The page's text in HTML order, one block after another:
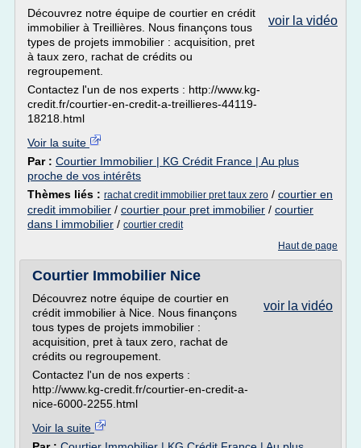
voir la vidéo
Découvrez notre équipe de courtier en crédit
immobilier à Treillières. Nous finançons tous
types de projets immobilier : acquisition, pret
à taux zero, rachat de crédits ou
regroupement.
Contactez l'un de nos experts : http://www.kg-
credit.fr/courtier-en-credit-a-treillieres-44119-
18218.html
Voir la suite
Par : Courtier Immobilier | KG Crédit France | Au plus
proche de vos intérêts
Thèmes liés : rachat credit immobilier pret taux zero / courtier en
credit immobilier / courtier pour pret immobilier / courtier
dans l immobilier / courtier credit
Haut de page
Courtier Immobilier Nice
voir la vidéo
Découvrez notre équipe de courtier en
crédit immobilier à Nice. Nous finançons
tous types de projets immobilier :
acquisition, pret à taux zero, rachat de
crédits ou regroupement.
Contactez l'un de nos experts :
http://www.kg-credit.fr/courtier-en-credit-a-
nice-6000-2255.html
Voir la suite